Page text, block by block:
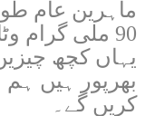
90 ملی گرام
یہاں کچھ
بھرپور ہیں ہم
کریں گے۔